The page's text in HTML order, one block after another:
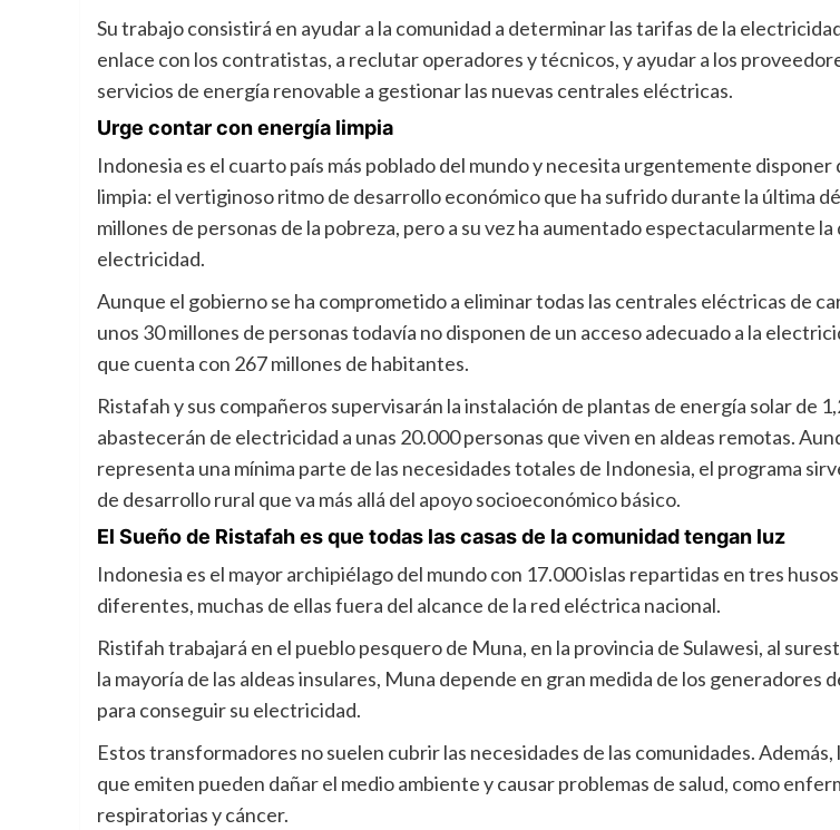
Su trabajo consistirá en ayudar a la comunidad a determinar las tarifas de la
enlace con los contratistas, a reclutar operadores y técnicos, y ayudar a los
servicios de energía renovable a gestionar las nuevas centrales eléctricas.
Urge contar con energía limpia
Indonesia es el cuarto país más poblado del mundo y necesita urgentemente
limpia: el vertiginoso ritmo de desarrollo económico que ha sufrido durante la última
millones de personas de la pobreza, pero a su vez ha aumentado espectacularmente la
electricidad.
Aunque el gobierno se ha comprometido a eliminar todas las centrales eléctricas de
unos 30 millones de personas todavía no disponen de un acceso adecuado a la
que cuenta con 267 millones de habitantes.
Ristafah y sus compañeros supervisarán la instalación de plantas de energía solar de
abastecerán de electricidad a unas 20.000 personas que viven en aldeas remotas.
representa una mínima parte de las necesidades totales de Indonesia, el programa
de desarrollo rural que va más allá del apoyo socioeconómico básico.
El Sueño de Ristafah es que todas las casas de la comunidad tengan luz
Indonesia es el mayor archipiélago del mundo con 17.000 islas repartidas en tres
diferentes, muchas de ellas fuera del alcance de la red eléctrica nacional.
Ristifah trabajará en el pueblo pesquero de Muna, en la provincia de Sulawesi, al
la mayoría de las aldeas insulares, Muna depende en gran medida de los generadores
para conseguir su electricidad.
Estos transformadores no suelen cubrir las necesidades de las comunidades. Además,
que emiten pueden dañar el medio ambiente y causar problemas de salud, como
respiratorias y cáncer.